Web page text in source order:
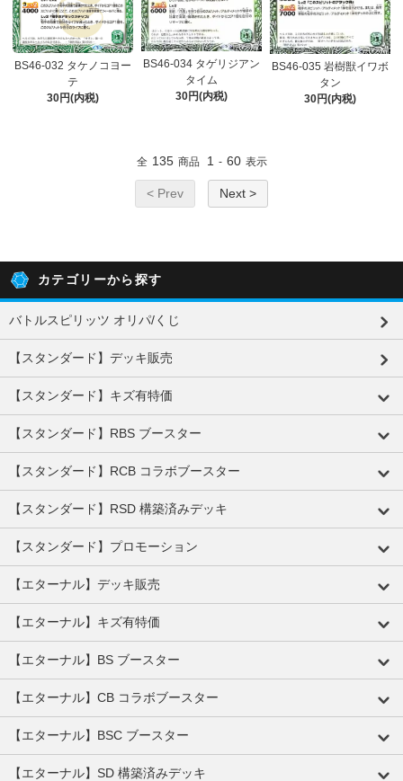
BS46-032 タケノコヨー
テ
30円(内税)
BS46-034 タゲリジアン
タイム
30円(内税)
BS46-035 岩樹獣イワボ
タン
30円(内税)
全 135 商品 1 - 60 表示
< Prev Next >
カテゴリーから探す
バトルスピリッツ オリパ/くじ
【スタンダード】デッキ販売
【スタンダード】キズ有特価
【スタンダード】RBS ブースター
【スタンダード】RCB コラボブースター
【スタンダード】RSD 構築済みデッキ
【スタンダード】プロモーション
【エターナル】デッキ販売
【エターナル】キズ有特価
【エターナル】BS ブースター
【エターナル】CB コラボブースター
【エターナル】BSC ブースター
【エターナル】SD 構築済みデッキ